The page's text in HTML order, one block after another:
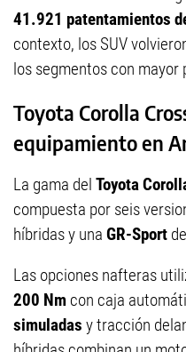
41.921 patentamientos
contexto, los SUV
los segmentos con
Toyota Corolla
equipamiento en
La gama del Toyota
compuesta por seis
híbridas y una GR-Sport
Las opciones nafteras
200 Nm con caja
simuladas y tracción